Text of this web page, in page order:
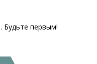
Будьте первым!